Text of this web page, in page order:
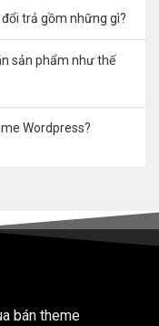
trả gồm những gì?
sản phẩm như thế
Wordpress?
bán theme